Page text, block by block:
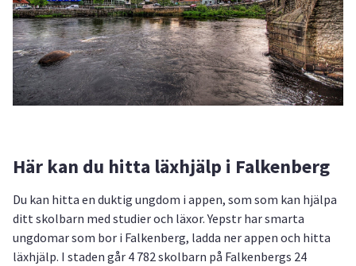
Här kan du hitta läxhjälp i Falkenberg
Du kan hitta en duktig ungdom i appen, som som kan hjälpa
ditt skolbarn med studier och läxor. Yepstr har smarta
ungdomar som bor i Falkenberg, ladda ner appen och hitta
läxhjälp. I staden går 4 782 skolbarn på Falkenbergs 24